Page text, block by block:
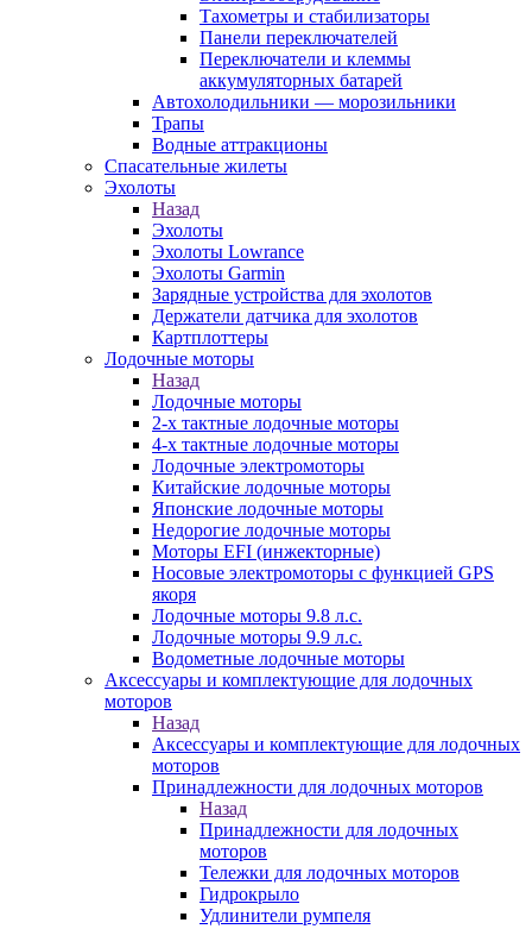
Тахометры и стабилизаторы
Панели переключателей
Переключатели и клеммы
аккумуляторных батарей
Автохолодильники — морозильники
Трапы
Водные аттракционы
Спасательные жилеты
Эхолоты
Назад
Эхолоты
Эхолоты Lowrance
Эхолоты Garmin
Зарядные устройства для эхолотов
Держатели датчика для эхолотов
Картплоттеры
Лодочные моторы
Назад
Лодочные моторы
2-х тактные лодочные моторы
4-х тактные лодочные моторы
Лодочные электромоторы
Китайские лодочные моторы
Японские лодочные моторы
Недорогие лодочные моторы
Моторы EFI (инжекторные)
Носовые электромоторы с функцией GPS
якоря
Лодочные моторы 9.8 л.с.
Лодочные моторы 9.9 л.с.
Водометные лодочные моторы
Аксессуары и комплектующие для лодочных
моторов
Назад
Аксессуары и комплектующие для лодочных
моторов
Принадлежности для лодочных моторов
Назад
Принадлежности для лодочных
моторов
Тележки для лодочных моторов
Гидрокрыло
Удлинители румпеля